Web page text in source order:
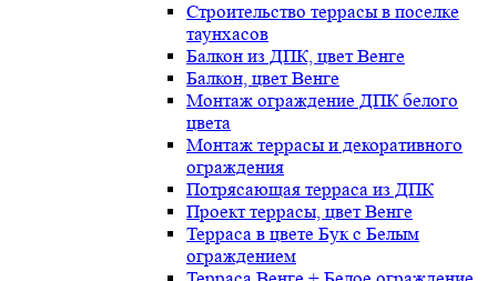
Строительство террасы в поселке
таунхасов
Балкон из ДПК, цвет Венге
Балкон, цвет Венге
Монтаж ограждение ДПК белого
цвета
Монтаж террасы и декоративного
ограждения
Потрясающая терраса из ДПК
Проект террасы, цвет Венге
Терраса в цвете Бук с Белым
ограждением